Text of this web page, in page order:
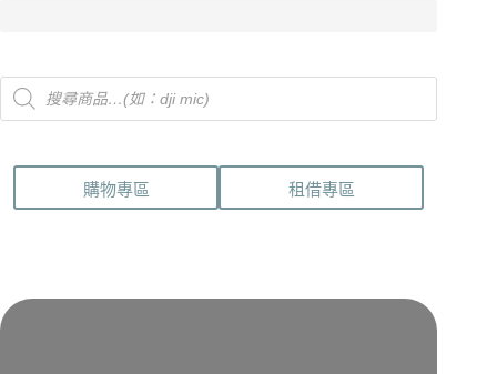
Products
search
購物專區 租借專區